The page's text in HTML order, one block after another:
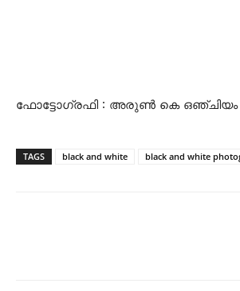
ഫോട്ടോഗ്രഫി : അരുണ്‍ കെ ഒഞ്ചിയം
TAGS black and white black and white